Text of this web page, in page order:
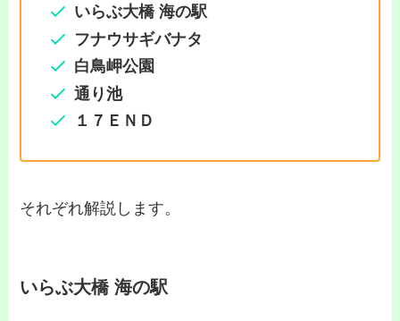
いらぶ大橋 海の駅
フナウサギバナタ
白鳥岬公園
通り池
１７ＥＮＤ
それぞれ解説します。
いらぶ大橋 海の駅